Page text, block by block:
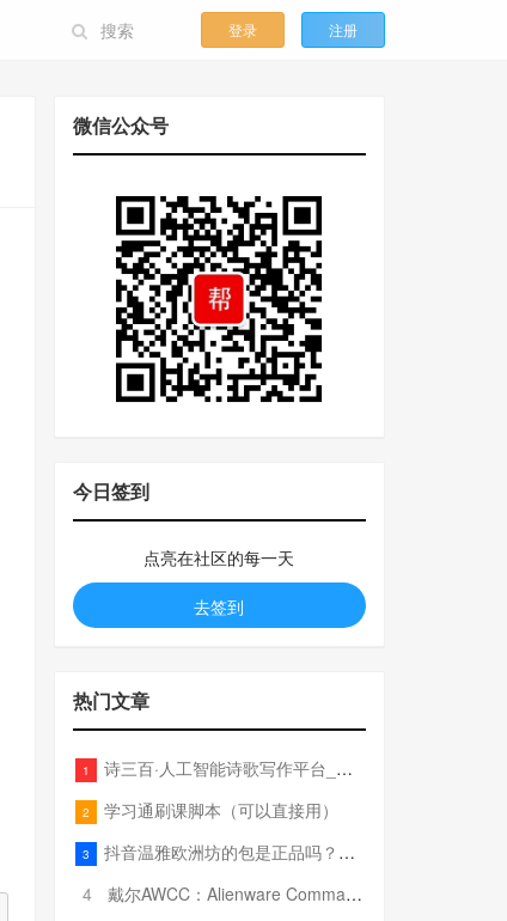
登录 注册
微信公众号
今日签到
点亮在社区的每一天
去签到
热门文章
1 诗三百·人工智能诗歌写作平台_在线作诗机_藏头诗生成器_电脑对联_姓名作诗
2 学习通刷课脚本（可以直接用）
3
抖音温雅欧洲坊的包是正品吗？温雅卖的包为啥那么便宜？
4
戴尔AWCC：Alienware Command Center 故障排除方法，里面附有超全详解呦，快来快来，欢迎观看~